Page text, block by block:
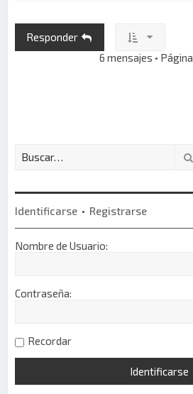
Responder
6 mensajes • Página
Identificarse • Registrarse
Nombre de Usuario:
Contraseña:
Recordar